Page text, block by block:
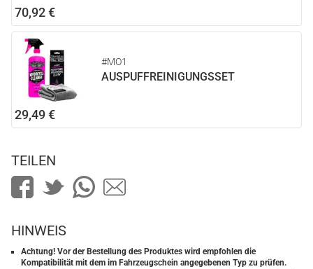
70,92 €
#MO1
AUSPUFFREINIGUNGSSET
29,49 €
TEILEN
HINWEIS
Achtung! Vor der Bestellung des Produktes wird empfohlen die
Kompatibilität mit dem im Fahrzeugschein angegebenen Typ zu prüfen.